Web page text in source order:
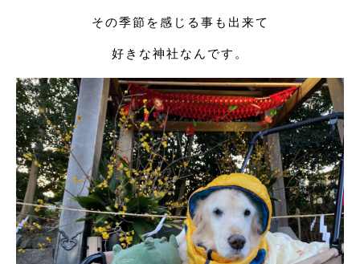
その季節を感じる事も出来て
好きな神社なんです。